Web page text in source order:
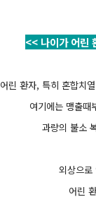
<< 나이가 어린
어린 환자, 특히 혼합치
여기에는 맹출때
과량의 불소
외상으로
어린